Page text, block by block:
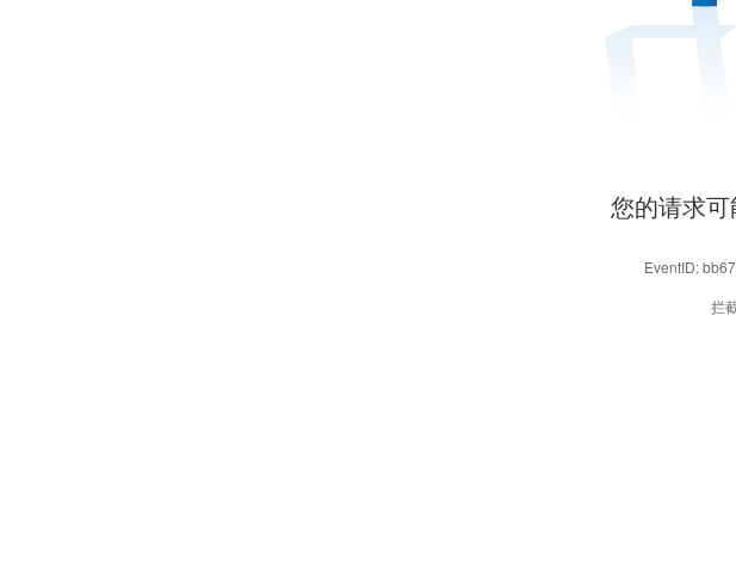
您的请求可
EventID:
拦